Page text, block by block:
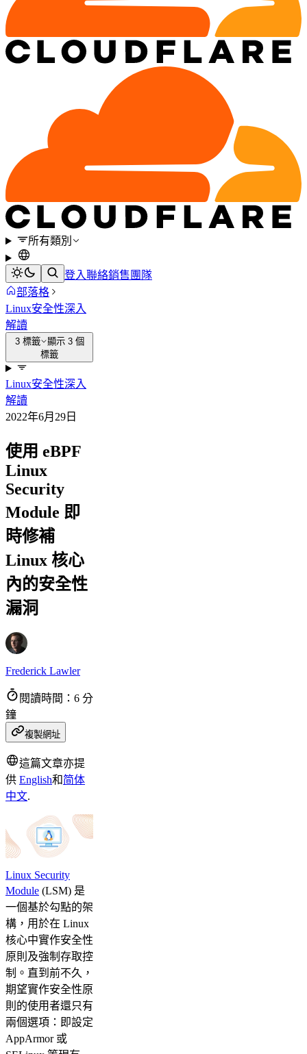
所有類別
登入聯絡銷售團隊
部落格
Linux安全性深入
解讀
3 標籤
顯示 3 個
標籤
Linux安全性深入
解讀
2022年6月29日
使用 eBPF
Linux
Security
Module 即
時修補
Linux 核心
內的安全性
漏洞
Frederick Lawler
閱讀時間：6 分
鐘
複製網址
這篇文章亦提
供 English和简体
中文.
Linux Security
Module (LSM) 是
一個基於勾點的架
構，用於在 Linux
核心中實作安全性
原則及強制存取控
制。直到前不久，
期望實作安全性原
則的使用者還只有
兩個選項：即設定
AppArmor 或